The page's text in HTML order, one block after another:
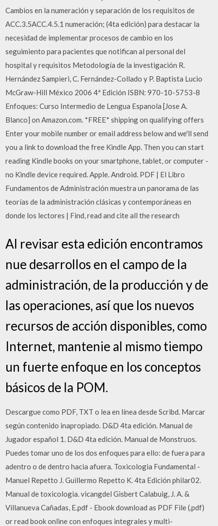
Cambios en la numeración y separación de los requisitos de
ACC.3.5ACC.4.5.1 numeración; (4ta edición) para destacar la
necesidad de implementar procesos de cambio en los
seguimiento para pacientes que notifican al personal del
hospital y requisitos Metodología de la investigación R.
Hernández Sampieri, C. Fernández-Collado y P. Baptista Lucio
McGraw-Hill México 2006 4ª Edición ISBN: 970-10-5753-8
Enfoques: Curso Intermedio de Lengua Espanola [Jose A.
Blanco] on Amazon.com. *FREE* shipping on qualifying offers
Enter your mobile number or email address below and we'll send
you a link to download the free Kindle App. Then you can start
reading Kindle books on your smartphone, tablet, or computer -
no Kindle device required. Apple. Android. PDF | El Libro
Fundamentos de Administración muestra un panorama de las
teorías de la administración clásicas y contemporáneas en
donde los lectores | Find, read and cite all the research
Al revisar esta edición encontramos
nue desarrollos en el campo de la
administración, de la producción y de
las operaciones, así que los nuevos
recursos de acción disponibles, como
Internet, mantenie al mismo tiempo
un fuerte enfoque en los conceptos
básicos de la POM.
Descargue como PDF, TXT o lea en línea desde Scribd. Marcar
según contenido inapropiado. D&D 4ta edición. Manual de
Jugador español 1. D&D 4ta edición. Manual de Monstruos.
Puedes tomar uno de los dos enfoques para ello: de fuera para
adentro o de dentro hacia afuera. Toxicologia Fundamental -
Manuel Repetto J. Guillermo Repetto K. 4ta Edición philar02.
Manual de toxicologia. vicangdel Gisbert Calabuig, J. A. &
Villanueva Cañadas, E.pdf - Ebook download as PDF File (.pdf)
or read book online con enfoques integrales y multi-